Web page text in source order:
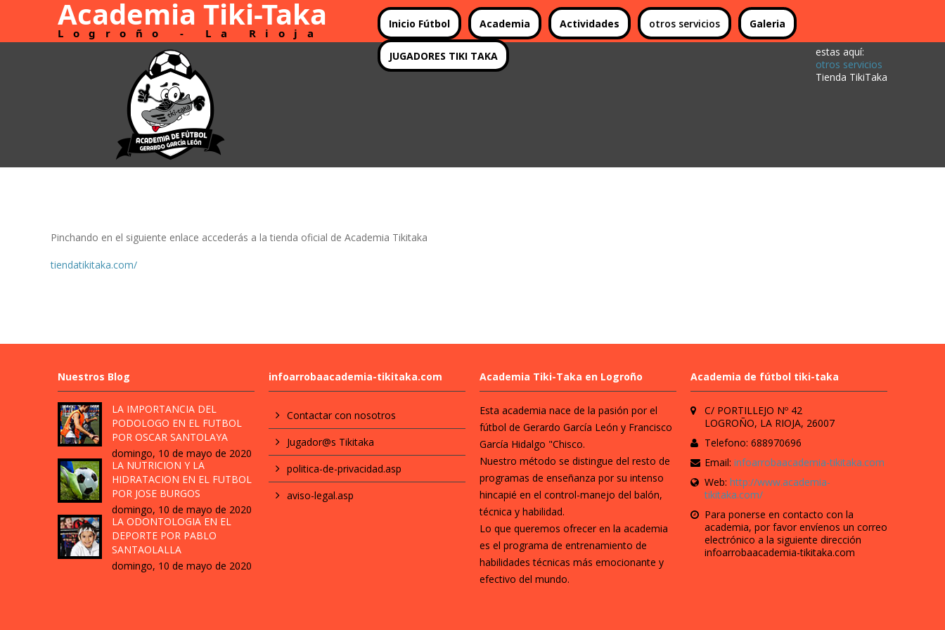
Academia Tiki-Taka
Logroño - La Rioja
Inicio Fútbol Academia Actividades otros servicios Galeria
JUGADORES TIKI TAKA
estas aquí:
otros servicios
Tienda TikiTaka
Pinchando en el siguiente enlace accederás a la tienda oficial de Academia Tikitaka
tiendatikitaka.com/
Nuestros Blog
LA IMPORTANCIA DEL
PODOLOGO EN EL FUTBOL
POR OSCAR SANTOLAYA
domingo, 10 de mayo de 2020
LA NUTRICION Y LA
HIDRATACION EN EL FUTBOL
POR JOSE BURGOS
domingo, 10 de mayo de 2020
LA ODONTOLOGIA EN EL
DEPORTE POR PABLO
SANTAOLALLA
domingo, 10 de mayo de 2020
infoarrobaacademia-tikitaka.com
Contactar con nosotros
Jugador@s Tikitaka
politica-de-privacidad.asp
aviso-legal.asp
Academia Tiki-Taka en Logroño
Esta academia nace de la pasión por el
fútbol de Gerardo García León y Francisco
García Hidalgo "Chisco.
Nuestro método se distingue del resto de
programas de enseñanza por su intenso
hincapié en el control-manejo del balón,
técnica y habilidad.
Lo que queremos ofrecer en la academia
es el programa de entrenamiento de
habilidades técnicas más emocionante y
efectivo del mundo.
Academia de fútbol tiki-taka
C/ PORTILLEJO Nº 42
LOGROÑO, LA RIOJA, 26007
Telefono: 688970696
Email: infoarrobaacademia-tikitaka.com
Web: http://www.academia-
tikitaka.com/
Para ponerse en contacto con la
academia, por favor envíenos un correo
electrónico a la siguiente dirección
infoarrobaacademia-tikitaka.com